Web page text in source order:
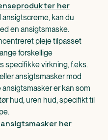
her
kan du
en ansigtsmaske.
pleje tilpasset
forskellige
specifikke virkning, f.eks.
ansigtsmasker mod
er kan som
hud, uren hud, specifikt til
her